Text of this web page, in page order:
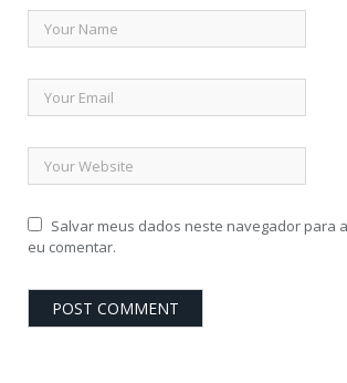
Salvar meus dados neste navegador para
eu comentar.